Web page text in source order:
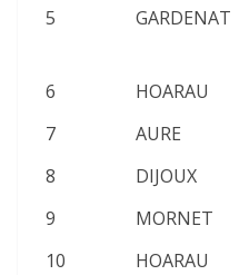
5
GARDENAT
6 HOARAU
7
AURE
8
DIJOUX
9
MORNET
10
HOARAU